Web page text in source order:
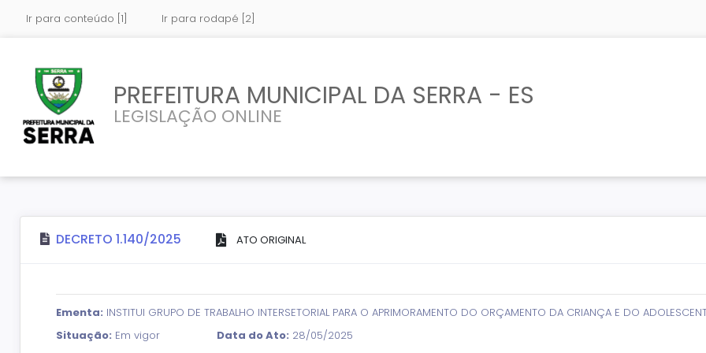
Ir para conteúdo [1] Ir para rodapé [2]
PREFEITURA MUNICIPAL DA SERRA - ES
LEGISLAÇÃO ONLINE
DECRETO 1.140/2025 ATO ORIGINAL
Ementa: INSTITUI GRUPO DE TRABALHO INTERSETORIAL PARA O APRIMORAMENTO DO ORÇAMENTO DA CRIANÇA E DO
Situação: Em vigor Data do Ato: 28/05/2025